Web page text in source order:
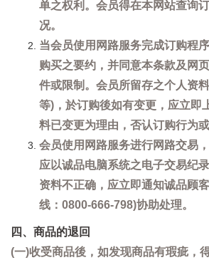
单之权利。会员得在本网站查询
况。
当会员使用网路服务完成订购程
购买之要约，并同意本条款及网
件或限制。会员所留存之个人资
等)，於订购後如有变更，应立即
料已变更为理由，否认订购行为或
会员使用网路服务进行网路交易
应以诚品电脑系统之电子交易纪
资料不正确，应立即通知诚品顾
线：0800-666-798)协助处理。
四、商品的退回
(一)收受商品後，如发现商品有瑕疵，